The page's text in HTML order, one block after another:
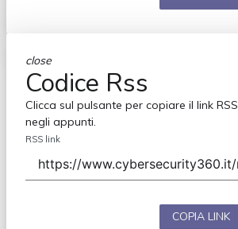
close
Codice Rss
Clicca sul pulsante per copiare il link RSS
negli appunti.
RSS link
COPIA LINK